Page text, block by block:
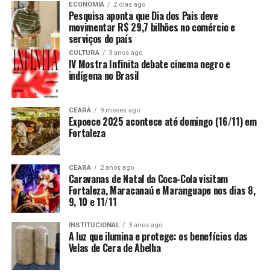
ECONOMIA 2 dias ago
Pesquisa aponta que Dia dos Pais deve
movimentar R$ 29,7 bilhões no comércio e
serviços do país
CULTURA 3 anos ago
IV Mostra Infinita debate cinema negro e
indígena no Brasil
CEARÁ 9 meses ago
Expoece 2025 acontece até domingo (16/11) em
Fortaleza
CEARÁ 2 anos ago
Caravanas de Natal da Coca-Cola visitam
Fortaleza, Maracanaú e Maranguape nos dias 8,
9, 10 e 11/11
INSTITUCIONAL 3 anos ago
A luz que ilumina e protege: os benefícios das
Velas de Cera de Abelha